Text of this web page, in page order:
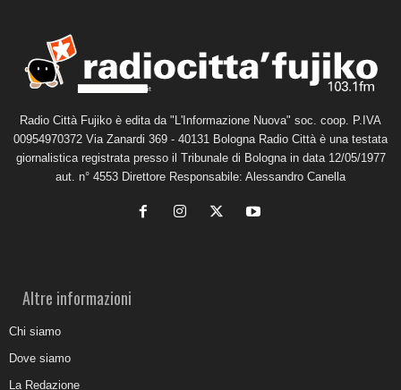
Radio Città Fujiko è edita da "L'Informazione Nuova" soc. coop. P.IVA
00954970372 Via Zanardi 369 - 40131 Bologna Radio Città è una testata
giornalistica registrata presso il Tribunale di Bologna in data 12/05/1977
aut. n° 4553 Direttore Responsabile: Alessandro Canella
Altre informazioni
Chi siamo
Dove siamo
La Redazione